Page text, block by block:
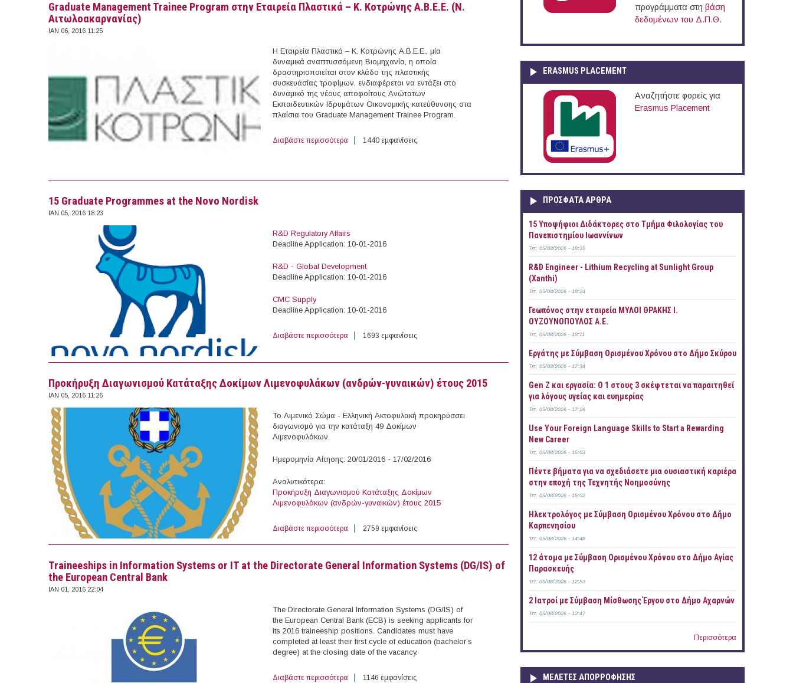
Graduate Management Trainee Program στην Εταιρεία Πλαστικά – Κ. Κοτρώνης Α.Β.Ε.Ε. (Ν.
Αιτωλοακαρνανίας)
ΙΑΝ 06, 2016 11:25
Η Εταιρεία Πλαστικά – Κ. Κοτρώνης Α.Β.Ε.Ε., μία
δυναμικά αναπτυσσόμενη Βιομηχανία, η οποία
δραστηριοποιείται στον κλάδο της πλαστικής
συσκευασίας τροφίμων, ενδιαφέρεται να εντάξει στο
δυναμικό της νέους αποφοίτους Ανώτατων
Εκπαιδευτικών Ιδρυμάτων Οικονομικής κατεύθυνσης στα
πλαίσια του Graduate Management Trainee Program.
Διαβάστε περισσότερα για Graduate Management Trainee Program στην Εταιρεία Πλαστικά – Κ. Κοτρώνης Α.Β.Ε.Ε. (Ν. Αιτωλοακαρνανίας)
1440 εμφανίσεις
15 Graduate Programmes at the Novo Nordisk
ΙΑΝ 05, 2016 18:23
R&D Regulatory Affairs
Deadline Application: 10-01-2016
R&D - Global Development
Deadline Application: 10-01-2016
CMC Supply
Deadline Application: 10-01-2016
Διαβάστε περισσότερα για 15 Graduate Programmes at the Novo Nordisk
1693 εμφανίσεις
Προκήρυξη Διαγωνισμού Κατάταξης Δοκίμων Λιμενοφυλάκων (ανδρών-γυναικών) έτους 2015
ΙΑΝ 05, 2016 11:26
Το Λιμενικό Σώμα - Ελληνική Ακτοφυλακή προκηρύσσει
διαγωνισμό για την κατάταξη 49 Δοκίμων
Λιμενοφυλάκων.
Ημερομηνία Αίτησης: 20/01/2016 - 17/02/2016
Αναλυτικότερα:
Προκήρυξη Διαγωνισμού Κατάταξης Δοκίμων
Λιμενοφυλάκων (ανδρών-γυναικών) έτους 2015
Διαβάστε περισσότερα για Προκήρυξη Διαγωνισμού Κατάταξης Δοκίμων Λιμενοφυλάκων (ανδρών-γυναικών) έτους 2015
2759 εμφανίσεις
Traineeships in Information Systems or IT at the Directorate General Information Systems (DG/IS) of
the European Central Bank
ΙΑΝ 01, 2016 22:04
The Directorate General Information Systems (DG/IS) of
the European Central Bank (ECB) is seeking applicants for
its 2016 traineeship positions. Candidates must have
completed at least their first cycle of education (bachelor’s
degree) at the closing date of the vacancy.
Διαβάστε περισσότερα για Traineeships in Information Systems or IT at the Directorate General Information Systems (DG/IS) of the European Central Bank
1146 εμφανίσεις
προγράμματα στη βάση
δεδομένων του Δ.Π.Θ.
ERASMUS PLACEMENT
Αναζητήστε φορείς για
Erasmus Placement
ΠΡOΣΦΑΤΑ AΡΘΡΑ
15 Υποψήφιοι Διδάκτορες στο Τμήμα Φιλολογίας του
Πανεπιστημίου Ιωαννίνων
Τετ, 05/08/2026 - 18:35
R&D Engineer - Lithium Recycling at Sunlight Group
(Xanthi)
Τετ, 05/08/2026 - 18:24
Γεωπόνος στην εταιρεία ΜΥΛΟΙ ΘΡΑΚΗΣ Ι.
ΟΥΖΟΥΝΟΠΟΥΛΟΣ Α.Ε.
Τετ, 05/08/2026 - 18:11
Εργάτης με Σύμβαση Ορισμένου Χρόνου στο Δήμο Σκύρου
Τετ, 05/08/2026 - 17:34
Gen Z και εργασία: Ο 1 στους 3 σκέφτεται να παραιτηθεί
για λόγους υγείας και ευημερίας
Τετ, 05/08/2026 - 17:26
Use Your Foreign Language Skills to Start a Rewarding
New Career
Τετ, 05/08/2026 - 15:03
Πέντε βήματα για να σχεδιάσετε μια ουσιαστική καριέρα
στην εποχή της Τεχνητής Νοημοσύνης
Τετ, 05/08/2026 - 15:02
Ηλεκτρολόγος με Σύμβαση Ορισμένου Χρόνου στο Δήμο
Καρπενησίου
Τετ, 05/08/2026 - 14:48
12 άτομα με Σύμβαση Ορισμένου Χρόνου στο Δήμο Αγίας
Παρασκευής
Τετ, 05/08/2026 - 12:53
2 Ιατροί με Σύμβαση Μίσθωσης Έργου στο Δήμο Αχαρνών
Τετ, 05/08/2026 - 12:47
Περισσότερα
ΜΕΛΕΤΕΣ ΑΠΟΡΡΟΦΗΣΗΣ